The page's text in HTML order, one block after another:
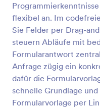
flexibel an. Im
Sie Felder per Drag-
steuern Abläufe mit
Formularantwort
Anfrage zügig ein
dafür die
schnelle Grundlage
Formularvorlage per
Abnahme-Formular
Go to Category:
Arbeitsaufträge